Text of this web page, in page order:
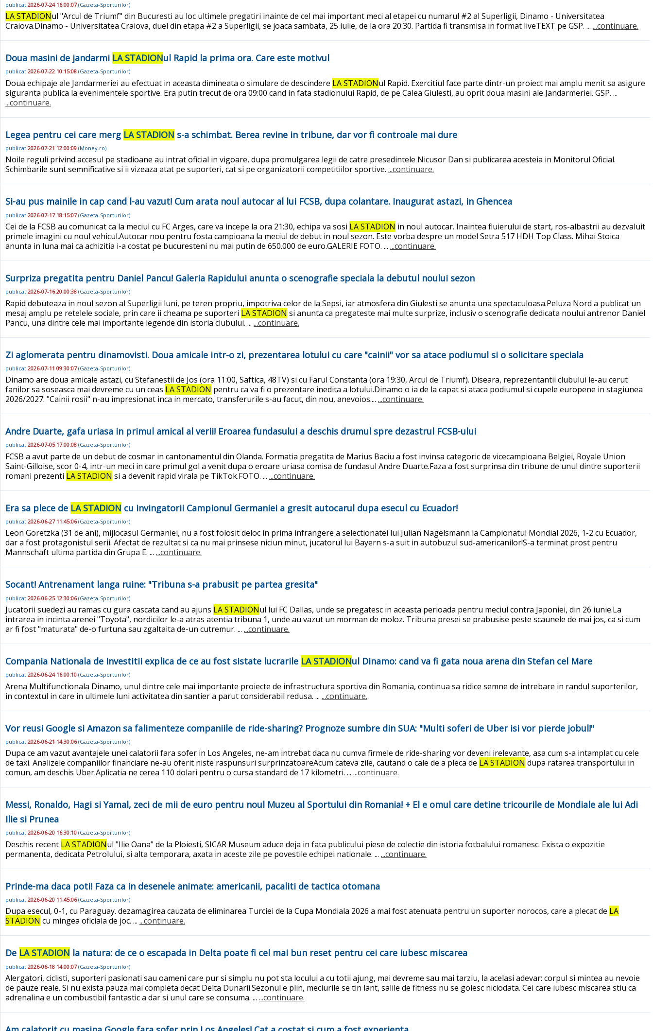
publicat 2026-07-24 16:00:07(Gazeta-Sporturilor)
LA STADIONul "Arcul de Triumf" din Bucuresti au loc ultimele pregatiri inainte de cel mai important meci al etapei cu numarul #2 al Superligii, Dinamo - Universitatea
Craiova.Dinamo - Universitatea Craiova, duel din etapa #2 a Superligii, se joaca sambata, 25 iulie, de la ora 20:30. Partida fi transmisa in format liveTEXT pe GSP. ... ...continuare.
Doua masini de jandarmi LA STADIONul Rapid la prima ora. Care este motivul
publicat 2026-07-22 10:15:08 (Gazeta-Sporturilor)
Doua echipaje ale Jandarmeriei au efectuat in aceasta dimineata o simulare de descindere LA STADIONul Rapid. Exercitiul face parte dintr-un proiect mai amplu menit sa asigure
siguranta publica la evenimentele sportive. Era putin trecut de ora 09:00 cand in fata stadionului Rapid, de pe Calea Giulesti, au oprit doua masini ale Jandarmeriei. GSP. ...
...continuare.
Legea pentru cei care merg LA STADION s-a schimbat. Berea revine in tribune, dar vor fi controale mai dure
publicat 2026-07-21 12:00:09 (Money.ro)
Noile reguli privind accesul pe stadioane au intrat oficial in vigoare, dupa promulgarea legii de catre presedintele Nicusor Dan si publicarea acesteia in Monitorul Oficial.
Schimbarile sunt semnificative si ii vizeaza atat pe suporteri, cat si pe organizatorii competitiilor sportive. ...continuare.
Si-au pus mainile in cap cand l-au vazut! Cum arata noul autocar al lui FCSB, dupa colantare. Inaugurat astazi, in Ghencea
publicat 2026-07-17 18:15:07(Gazeta-Sporturilor)
Cei de la FCSB au comunicat ca la meciul cu FC Arges, care va incepe la ora 21:30, echipa va sosi LA STADION in noul autocar. Inaintea fluierului de start, ros-albastrii au dezvaluit
primele imagini cu noul vehicul.Autocar nou pentru fosta campioana la meciul de debut in noul sezon. Este vorba despre un model Setra 517 HDH Top Class. Mihai Stoica
anunta in luna mai ca achizitia i-a costat pe bucuresteni nu mai putin de 650.000 de euro.GALERIE FOTO. ... ...continuare.
Surpriza pregatita pentru Daniel Pancu! Galeria Rapidului anunta o scenografie speciala la debutul noului sezon
publicat 2026-07-16 20:00:38 (Gazeta-Sporturilor)
Rapid debuteaza in noul sezon al Superligii luni, pe teren propriu, impotriva celor de la Sepsi, iar atmosfera din Giulesti se anunta una spectaculoasa.Peluza Nord a publicat un
mesaj amplu pe retelele sociale, prin care ii cheama pe suporteri LA STADION si anunta ca pregateste mai multe surprize, inclusiv o scenografie dedicata noului antrenor Daniel
Pancu, una dintre cele mai importante legende din istoria clubului. ... ...continuare.
Zi aglomerata pentru dinamovisti. Doua amicale intr-o zi, prezentarea lotului cu care "cainii" vor sa atace podiumul si o solicitare speciala
publicat 2026-07-11 09:30:07(Gazeta-Sporturilor)
Dinamo are doua amicale astazi, cu Stefanestii de Jos (ora 11:00, Saftica, 48TV) si cu Farul Constanta (ora 19:30, Arcul de Triumf). Diseara, reprezentantii clubului le-au cerut
fanilor sa soseasca mai devreme cu un ceas LA STADION pentru ca va fi o prezentare inedita a lotului.Dinamo o ia de la capat si ataca podiumul si cupele europene in stagiunea
2026/2027. "Cainii rosii" n-au impresionat inca in mercato, transferurile s-au facut, din nou, anevoios.... ...continuare.
Andre Duarte, gafa uriasa in primul amical al verii! Eroarea fundasului a deschis drumul spre dezastrul FCSB-ului
publicat 2026-07-05 17:00:08 (Gazeta-Sporturilor)
FCSB a avut parte de un debut de cosmar in cantonamentul din Olanda. Formatia pregatita de Marius Baciu a fost invinsa categoric de vicecampioana Belgiei, Royale Union
Saint-Gilloise, scor 0-4, intr-un meci in care primul gol a venit dupa o eroare uriasa comisa de fundasul Andre Duarte.Faza a fost surprinsa din tribune de unul dintre suporterii
romani prezenti LA STADION si a devenit rapid virala pe TikTok.FOTO. ... ...continuare.
Era sa plece de LA STADION cu invingatorii Campionul Germaniei a gresit autocarul dupa esecul cu Ecuador!
publicat 2026-06-27 11:45:06(Gazeta-Sporturilor)
Leon Goretzka (31 de ani), mijlocasul Germaniei, nu a fost folosit deloc in prima infrangere a selectionatei lui Julian Nagelsmann la Campionatul Mondial 2026, 1-2 cu Ecuador,
dar a fost protagonistul serii. Afectat de rezultat si ca nu mai prinsese niciun minut, jucatorul lui Bayern s-a suit in autobuzul sud-americanilor!S-a terminat prost pentru
Mannschaft ultima partida din Grupa E. ... ...continuare.
Socant! Antrenament langa ruine: "Tribuna s-a prabusit pe partea gresita"
publicat 2026-06-25 12:30:06(Gazeta-Sporturilor)
Jucatorii suedezi au ramas cu gura cascata cand au ajuns LA STADIONul lui FC Dallas, unde se pregatesc in aceasta perioada pentru meciul contra Japoniei, din 26 iunie.La
intrarea in incinta arenei "Toyota", nordicilor le-a atras atentia tribuna 1, unde au vazut un morman de moloz. Tribuna presei se prabusise peste scaunele de mai jos, ca si cum
ar fi fost "maturata" de-o furtuna sau zgaltaita de-un cutremur. ... ...continuare.
Compania Nationala de Investitii explica de ce au fost sistate lucrarile LA STADIONul Dinamo: cand va fi gata noua arena din Stefan cel Mare
publicat 2026-06-24 16:00:10 (Gazeta-Sporturilor)
Arena Multifunctionala Dinamo, unul dintre cele mai importante proiecte de infrastructura sportiva din Romania, continua sa ridice semne de intrebare in randul suporterilor,
in contextul in care in ultimele luni activitatea din santier a parut considerabil redusa. ... ...continuare.
Vor reusi Google si Amazon sa falimenteze companiile de ride-sharing? Prognoze sumbre din SUA: "Multi soferi de Uber isi vor pierde jobul!"
publicat 2026-06-21 14:30:06(Gazeta-Sporturilor)
Dupa ce am vazut avantajele unei calatorii fara sofer in Los Angeles, ne-am intrebat daca nu cumva firmele de ride-sharing vor deveni irelevante, asa cum s-a intamplat cu cele
de taxi. Analizele companiilor financiare ne-au oferit niste raspunsuri surprinzatoareAcum cateva zile, cautand o cale de a pleca de LA STADION dupa ratarea transportului in
comun, am deschis Uber.Aplicatia ne cerea 110 dolari pentru o cursa standard de 17 kilometri. ... ...continuare.
Messi, Ronaldo, Hagi si Yamal, zeci de mii de euro pentru noul Muzeu al Sportului din Romania! + El e omul care detine tricourile de Mondiale ale lui Adi
Ilie si Prunea
publicat 2026-06-20 16:30:10 (Gazeta-Sporturilor)
Deschis recent LA STADIONul "Ilie Oana" de la Ploiesti, SICAR Museum aduce deja in fata publicului piese de colectie din istoria fotbalului romanesc. Exista o expozitie
permanenta, dedicata Petrolului, si alta temporara, axata in aceste zile pe povestile echipei nationale. ... ...continuare.
Prinde-ma daca poti! Faza ca in desenele animate: americanii, pacaliti de tactica otomana
publicat 2026-06-20 11:45:06(Gazeta-Sporturilor)
Dupa esecul, 0-1, cu Paraguay. dezamagirea cauzata de eliminarea Turciei de la Cupa Mondiala 2026 a mai fost atenuata pentru un suporter norocos, care a plecat de LA
STADION cu mingea oficiala de joc. ... ...continuare.
De LA STADION la natura: de ce o escapada in Delta poate fi cel mai bun reset pentru cei care iubesc miscarea
publicat 2026-06-18 14:00:07(Gazeta-Sporturilor)
Alergatori, ciclisti, suporteri pasionati sau oameni care pur si simplu nu pot sta locului a cu totii ajung, mai devreme sau mai tarziu, la acelasi adevar: corpul si mintea au nevoie
de pauze reale. Si nu exista pauza mai completa decat Delta Dunarii.Sezonul e plin, meciurile se tin lant, salile de fitness nu se golesc niciodata. Cei care iubesc miscarea stiu ca
adrenalina e un combustibil fantastic a dar si unul care se consuma. ... ...continuare.